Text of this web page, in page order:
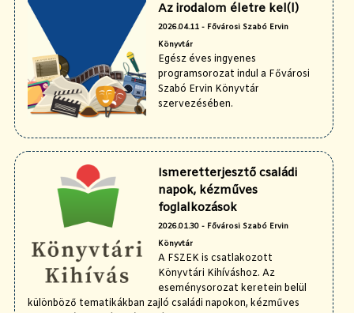
Az irodalom életre kel(l)
2026.04.11 - Fővárosi Szabó Ervin
Könyvtár
Egész éves ingyenes
programsorozat indul a Fővárosi
Szabó Ervin Könyvtár
szervezésében.
Ismeretterjesztő családi
napok, kézműves
foglalkozások
2026.01.30 - Fővárosi Szabó Ervin
Könyvtár
A FSZEK is csatlakozott
Könyvtári Kihíváshoz. Az
eseménysorozat keretein belül
különböző tematikákban zajló családi napokon, kézműves